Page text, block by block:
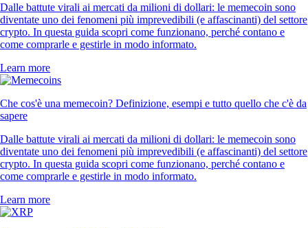
Dalle battute virali ai mercati da milioni di dollari: le memecoin sono
diventate uno dei fenomeni più imprevedibili (e affascinanti) del settore
crypto. In questa guida scopri come funzionano, perché contano e
come comprarle e gestirle in modo informato.
Learn more
Che cos'è una memecoin? Definizione, esempi e tutto quello che c'è da
sapere
Dalle battute virali ai mercati da milioni di dollari: le memecoin sono
diventate uno dei fenomeni più imprevedibili (e affascinanti) del settore
crypto. In questa guida scopri come funzionano, perché contano e
come comprarle e gestirle in modo informato.
Learn more